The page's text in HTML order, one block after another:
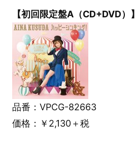
【初回限定盤A（CD+DVD）】
品番：VPCG-82663
価格：￥2,130＋税